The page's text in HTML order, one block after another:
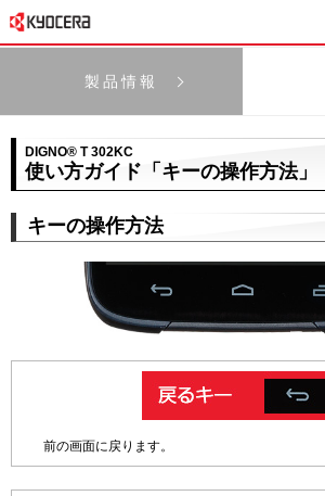
製品情報
DIGNO® T 302KC
使い方ガイド「キーの操作方法」
キーの操作方法
前の画面に戻ります。